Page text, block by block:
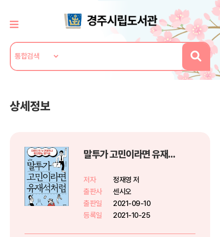
상세정보
말투가 고민이라면 유재석처럼
저자
정재영 저
출판사
센시오
출판일
2021-09-10
등록일
2021-10-25